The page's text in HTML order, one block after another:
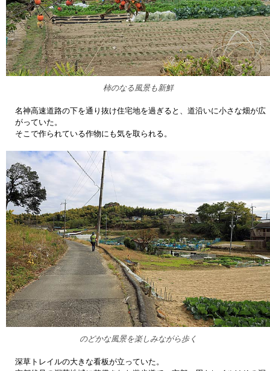
柿のなる風景も新鮮
名神高速道路の下を通り抜け住宅地を過ぎると、道沿いに小さな畑が広
がっていた。
そこで作られている作物にも気を取られる。
のどかな風景を楽しみながら歩く
深草トレイルの大きな看板が立っていた。